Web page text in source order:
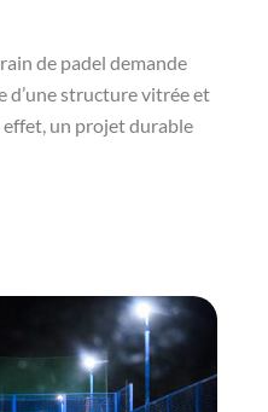
de padel demande
d’une structure vitrée et
effet, un projet durable